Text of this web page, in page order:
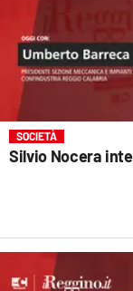
SOCIETÀ
Silvio Nocera